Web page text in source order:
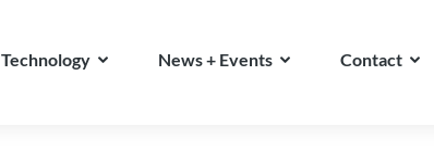
Technology News + Events Contact